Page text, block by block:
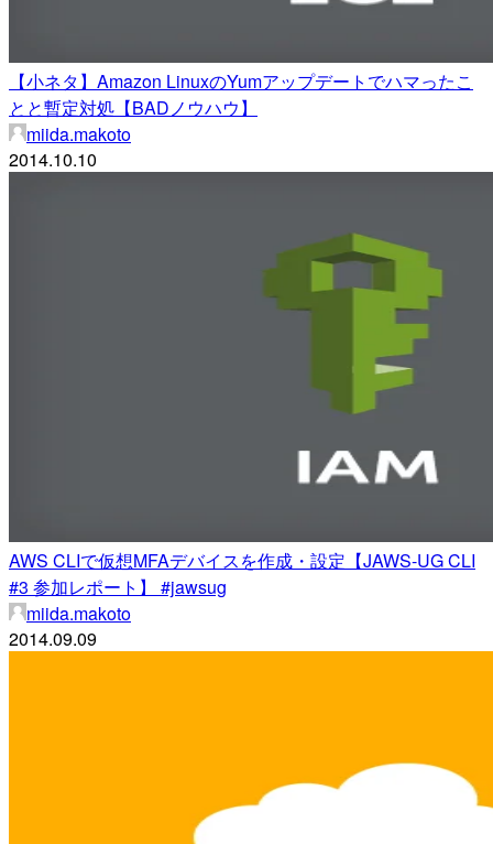
【小ネタ】Amazon LinuxのYumアップデートでハマったこ
とと暫定対処【BADノウハウ】
miida.makoto
2014.10.10
AWS CLIで仮想MFAデバイスを作成・設定【JAWS-UG CLI
#3 参加レポート】 #jawsug
miida.makoto
2014.09.09